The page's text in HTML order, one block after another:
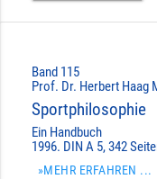
Band 115
Prof. Dr. Herbert Haag
Sportphilosophie
Ein Handbuch
1996. DIN A 5, 342
»MEHR ERFAHREN ...